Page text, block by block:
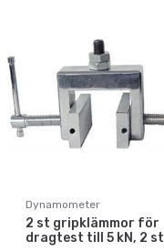
Dynamometer
2 st gripklämmor för
dragtest till 5 kN, 2 st